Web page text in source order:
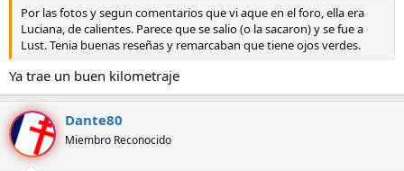
Por las fotos y segun comentarios que vi aque en el foro, ella era
Luciana, de calientes. Parece que se salio (o la sacaron) y se fue a
Lust. Tenia buenas reseñas y remarcaban que tiene ojos verdes.
Ya trae un buen kilometraje
Dante80
Miembro Reconocido